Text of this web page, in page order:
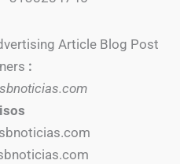
Article Blog Post
: